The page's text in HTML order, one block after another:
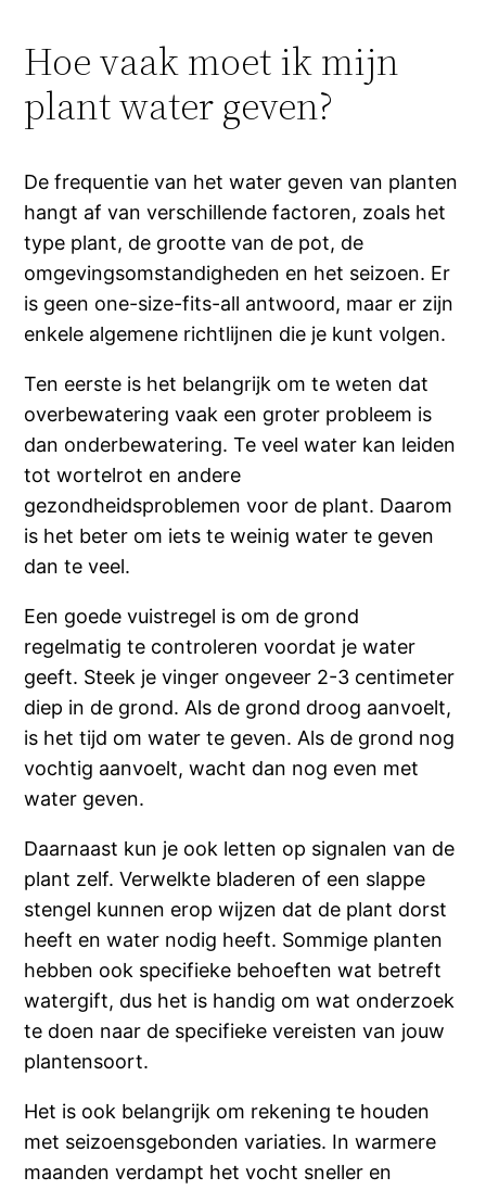
Hoe vaak moet ik mijn
plant water geven?
De frequentie van het water geven van planten
hangt af van verschillende factoren, zoals het
type plant, de grootte van de pot, de
omgevingsomstandigheden en het seizoen. Er
is geen one-size-fits-all antwoord, maar er zijn
enkele algemene richtlijnen die je kunt volgen.
Ten eerste is het belangrijk om te weten dat
overbewatering vaak een groter probleem is
dan onderbewatering. Te veel water kan leiden
tot wortelrot en andere
gezondheidsproblemen voor de plant. Daarom
is het beter om iets te weinig water te geven
dan te veel.
Een goede vuistregel is om de grond
regelmatig te controleren voordat je water
geeft. Steek je vinger ongeveer 2-3 centimeter
diep in de grond. Als de grond droog aanvoelt,
is het tijd om water te geven. Als de grond nog
vochtig aanvoelt, wacht dan nog even met
water geven.
Daarnaast kun je ook letten op signalen van de
plant zelf. Verwelkte bladeren of een slappe
stengel kunnen erop wijzen dat de plant dorst
heeft en water nodig heeft. Sommige planten
hebben ook specifieke behoeften wat betreft
watergift, dus het is handig om wat onderzoek
te doen naar de specifieke vereisten van jouw
plantensoort.
Het is ook belangrijk om rekening te houden
met seizoensgebonden variaties. In warmere
maanden verdampt het vocht sneller en